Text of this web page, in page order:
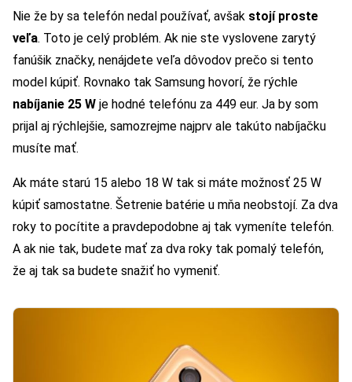
Nie že by sa telefón nedal používať, avšak stojí proste
veľa. Toto je celý problém. Ak nie ste vyslovene zarytý
fanúšik značky, nenájdete veľa dôvodov prečo si tento
model kúpiť. Rovnako tak Samsung hovorí, že rýchle
nabíjanie 25 W je hodné telefónu za 449 eur. Ja by som
prijal aj rýchlejšie, samozrejme najprv ale takúto nabíjačku
musíte mať.
Ak máte starú 15 alebo 18 W tak si máte možnosť 25 W
kúpiť samostatne. Šetrenie batérie u mňa neobstojí. Za dva
roky to pocítite a pravdepodobne aj tak vymeníte telefón.
A ak nie tak, budete mať za dva roky tak pomalý telefón,
že aj tak sa budete snažiť ho vymeniť.